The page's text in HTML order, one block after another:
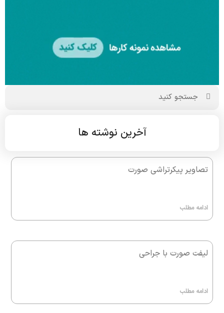
آخرین نوشته ها
تصاویر پیکرتراشی صورت
ادامه مطلب
لیفت صورت با جراحی
ادامه مطلب